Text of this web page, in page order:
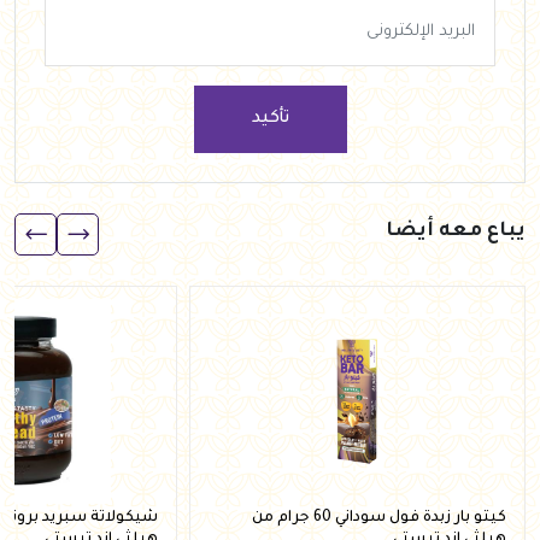
تأكيد
يباع معه أيضا
كيتو بار زبدة فول سوداني 60 جرام من